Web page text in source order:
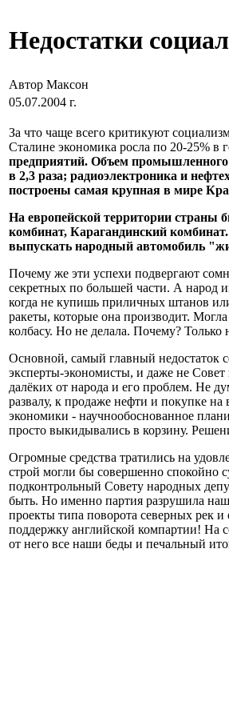
Недостатки
Автор Максон
05.07.2004 г.
За что чаще всего критикуют
Сталине экономика росла по 20-25% в
предприятий. Объем промышленного
в 2,3 раза; радиоэлектроника и
построены самая крупная в мире
На европейской территории страны
комбинат, Карагандинский
выпускать народный автомобиль
Почему же эти успехи подвергают
секретных по большей части. А народ
когда не купишь приличных штанов
ракеты, которые она производит.
колбасу. Но не делала. Почему? Только
Основной, самый главный недостаток
эксперты-экономисты, и даже не
далёких от народа и его проблем. Не
развалу, к продаже нефти и покупке
экономики - научнообоснованное
просто выкидывались в корзину.
Огромные средства тратились на
строй могли бы совершенно спокойно
подконтрольный Совету народных
быть. Но именно партия разрушила
проекты типа поворота северных рек
поддержку английской компартии! На
от него все наши беды и печальный